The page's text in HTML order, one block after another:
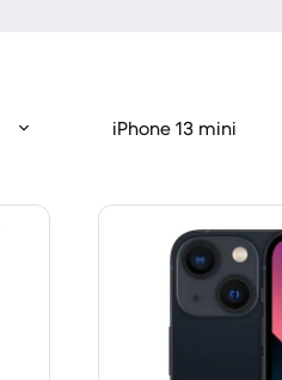
iPhone 13 mini